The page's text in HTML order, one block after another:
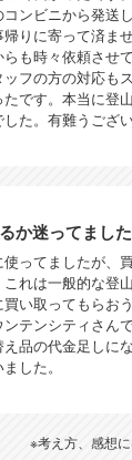
ンビニから発送
りに寄って済ま
らも時々依頼させ
ッフの方の対応も
たです。本当に登
た。有難うござ
か迷ってました
使ってましたが、
これは一般的な登
い取ってもらお
テンシティさん
品の代金足しに
した。
※考え方、感想